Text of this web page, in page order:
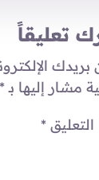
تعليقاً
مشار إليها بـ*
التعليق*